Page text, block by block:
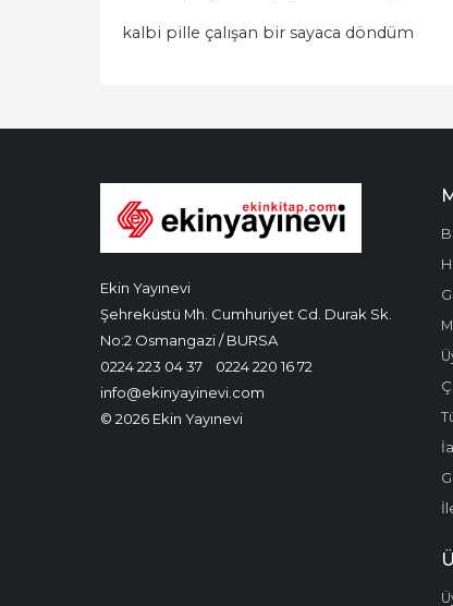
kalbi pille çalışan bir sayaca döndüm
Ekin Yayınevi
Şehreküstü Mh. Cumhuriyet Cd. Durak Sk.
No:2 Osmangazi / BURSA
0224 223 04 37
0224 220 16 72
info@ekinyayinevi.com
© 2026 Ekin Yayınevi